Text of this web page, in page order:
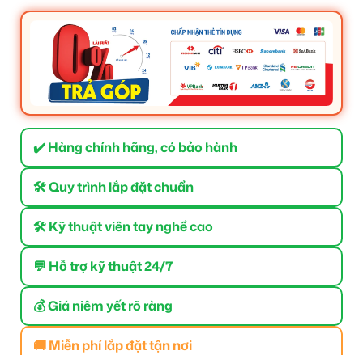
✔️ Hàng chính hãng, có bảo hành
🛠 Quy trình lắp đặt chuẩn
🛠 Kỹ thuật viên tay nghề cao
💬 Hỗ trợ kỹ thuật 24/7
💰 Giá niêm yết rõ ràng
🚚 Miễn phí lắp đặt tận nơi